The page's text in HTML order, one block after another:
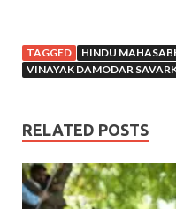
TAGGED HINDU
VINAYAK DAMODAR
RELATED POSTS